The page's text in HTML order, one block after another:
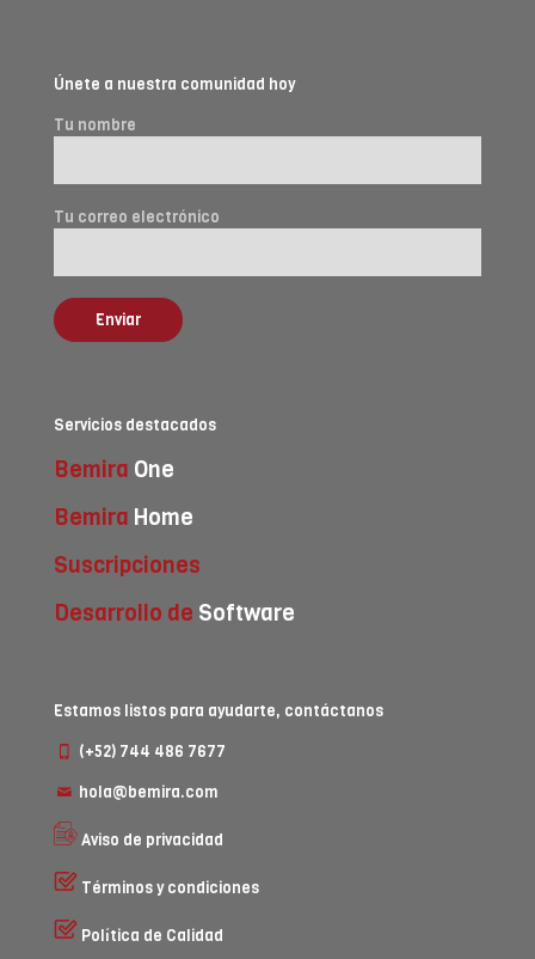
Únete a nuestra comunidad hoy
Tu nombre
Tu correo electrónico
Servicios destacados
Bemira One
Bemira Home
Suscripciones
Desarrollo de Software
Estamos listos para ayudarte, contáctanos
(+52) 744 486 7677
hola@bemira.com
Aviso de privacidad
Términos y condiciones
Política de Calidad